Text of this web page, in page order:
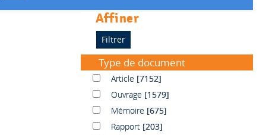
affiner
Type de document
ArticleArticle [7152]
OuvrageOuvrage [1579]
MémoireMémoire [675]
RapportRapport [203]